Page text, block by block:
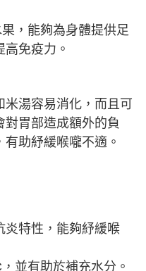
，能夠為身體提供足
免疫力。
湯容易消化，而且可
胃部造成額外的負
助紓緩喉嚨不適。
炎特性，能夠紓緩喉
並有助於補充水分。